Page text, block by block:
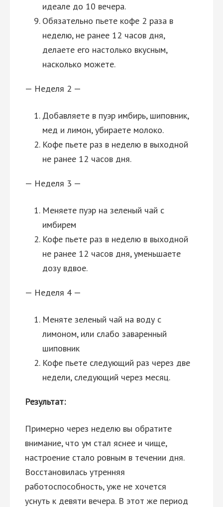
идеале до 10 вечера.
Обязательно пьете кофе 2 раза в
неделю, не ранее 12 часов дня,
делаете его настолько вкусным,
насколько можете.
— Неделя 2 —
Добавляете в пуэр имбирь, шиповник,
мед и лимон, убираете молоко.
Кофе пьете раз в неделю в выходной
не ранее 12 часов дня.
— Неделя 3 —
Меняете пуэр на зеленый чай с
имбирем
Кофе пьете раз в неделю в выходной
не ранее 12 часов дня, уменьшаете
дозу вдвое.
— Неделя 4 —
Меняте зеленый чай на воду с
лимоном, или слабо заваренный
шиповник
Кофе пьете следующий раз через две
недели, следующий через месяц.
Результат:
Примерно через неделю вы обратите
внимание, что ум стал яснее и чище,
настроение стало ровным в течении дня.
Восстановилась утренняя
работоспособность, уже не хочется
уснуть к девяти вечера. В этот же период